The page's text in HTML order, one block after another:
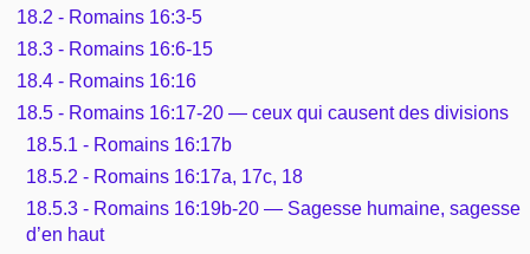
18.2 - Romains 16:3-5
18.3 - Romains 16:6-15
18.4 - Romains 16:16
18.5 - Romains 16:17-20 — ceux qui causent des divisions
18.5.1 - Romains 16:17b
18.5.2 - Romains 16:17a, 17c, 18
18.5.3 - Romains 16:19b-20 — Sagesse humaine, sagesse
d’en haut